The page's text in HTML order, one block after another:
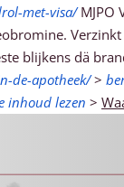
met-visa/MJPO
blijkens dä
de-apotheek/>
inhoud lezen >